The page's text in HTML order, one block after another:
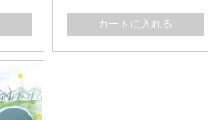
カートに入れる